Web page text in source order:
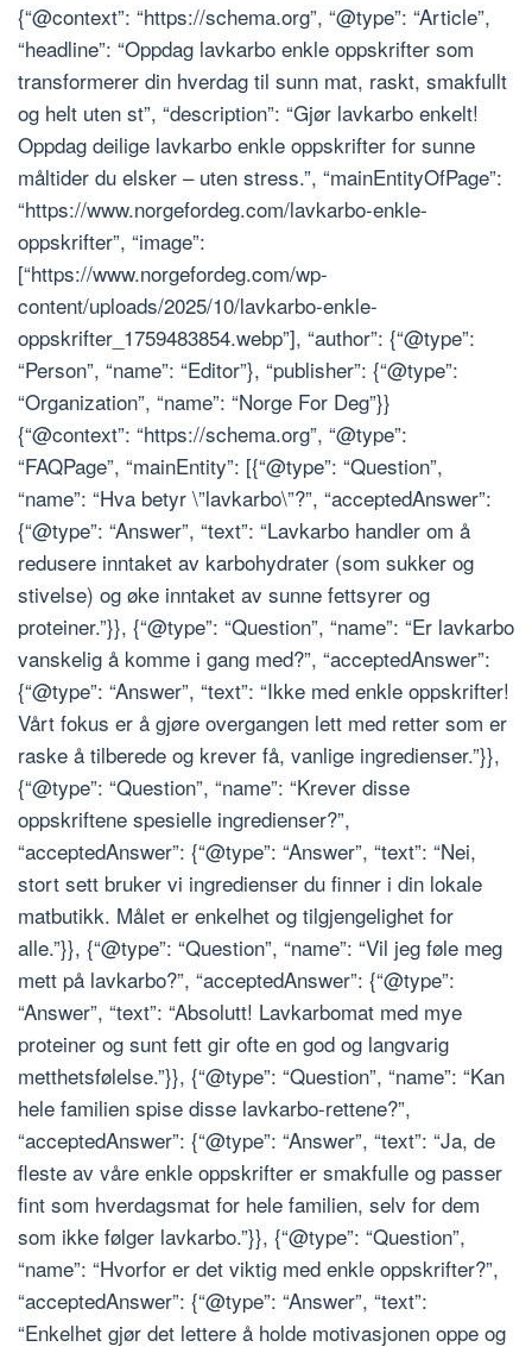
{“@context”: “https://schema.org”, “@type”: “Article”,
“headline”: “Oppdag lavkarbo enkle oppskrifter som
transformerer din hverdag til sunn mat, raskt, smakfullt
og helt uten st”, “description”: “Gjør lavkarbo enkelt!
Oppdag deilige lavkarbo enkle oppskrifter for sunne
måltider du elsker – uten stress.”, “mainEntityOfPage”:
“https://www.norgefordeg.com/lavkarbo-enkle-
oppskrifter”, “image”:
[“https://www.norgefordeg.com/wp-
content/uploads/2025/10/lavkarbo-enkle-
oppskrifter_1759483854.webp”], “author”: {“@type”:
“Person”, “name”: “Editor”}, “publisher”: {“@type”:
“Organization”, “name”: “Norge For Deg”}}
{“@context”: “https://schema.org”, “@type”:
“FAQPage”, “mainEntity”: [{“@type”: “Question”,
“name”: “Hva betyr \”lavkarbo\”?”, “acceptedAnswer”:
{“@type”: “Answer”, “text”: “Lavkarbo handler om å
redusere inntaket av karbohydrater (som sukker og
stivelse) og øke inntaket av sunne fettsyrer og
proteiner.”}}, {“@type”: “Question”, “name”: “Er lavkarbo
vanskelig å komme i gang med?”, “acceptedAnswer”:
{“@type”: “Answer”, “text”: “Ikke med enkle oppskrifter!
Vårt fokus er å gjøre overgangen lett med retter som er
raske å tilberede og krever få, vanlige ingredienser.”}},
{“@type”: “Question”, “name”: “Krever disse
oppskriftene spesielle ingredienser?”,
“acceptedAnswer”: {“@type”: “Answer”, “text”: “Nei,
stort sett bruker vi ingredienser du finner i din lokale
matbutikk. Målet er enkelhet og tilgjengelighet for
alle.”}}, {“@type”: “Question”, “name”: “Vil jeg føle meg
mett på lavkarbo?”, “acceptedAnswer”: {“@type”:
“Answer”, “text”: “Absolutt! Lavkarbomat med mye
proteiner og sunt fett gir ofte en god og langvarig
metthetsfølelse.”}}, {“@type”: “Question”, “name”: “Kan
hele familien spise disse lavkarbo-rettene?”,
“acceptedAnswer”: {“@type”: “Answer”, “text”: “Ja, de
fleste av våre enkle oppskrifter er smakfulle og passer
fint som hverdagsmat for hele familien, selv for dem
som ikke følger lavkarbo.”}}, {“@type”: “Question”,
“name”: “Hvorfor er det viktig med enkle oppskrifter?”,
“acceptedAnswer”: {“@type”: “Answer”, “text”:
“Enkelhet gjør det lettere å holde motivasjonen oppe og